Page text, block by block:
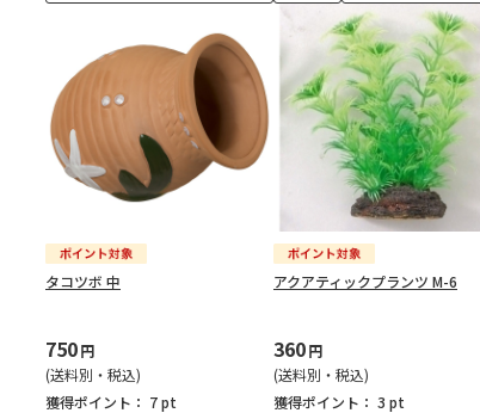
タコツボ 中
750円
(送料別・税込)
獲得ポイント： 7 pt
アクアティックプランツ M-6
360円
(送料別・税込)
獲得ポイント： 3 pt